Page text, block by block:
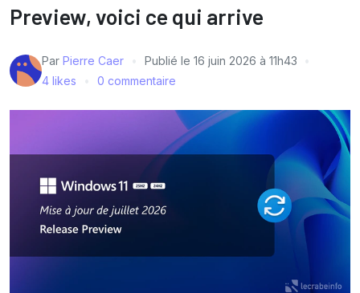
Preview, voici ce qui arrive
Par Pierre Caer Publié le 16 juin 2026 à 11h43
4 likes
0 commentaire